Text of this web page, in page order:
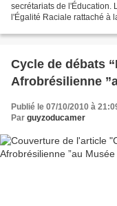
secrétariats de l'Éducation.
l'Égalité Raciale rattaché à
Cycle de débats “Musées et Mémoire
Afrobrésilienne
Publié le 07/10/2010 à
Par guyzoducamer